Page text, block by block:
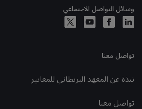
وسائل التواصل الاجتماعي
تواصل معنا
نبذة عن المعهد البريطاني للمعايير
تواصل معنا